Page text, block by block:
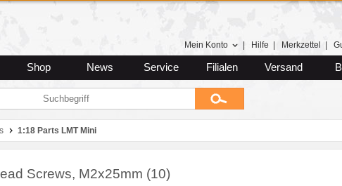
Mein Konto Hilfe Merkzettel
Shop News Service Filialen Versand
1:18 Parts LMT Mini
Screws, M2x25mm (10)